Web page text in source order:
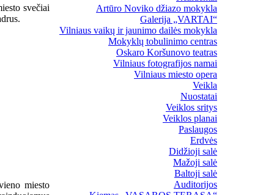
Artūro Noviko džiazo mokykla
Galerija „VARTAI“
Vilniaus vaikų ir jaunimo dailės mokykla
Mokyklų tobulinimo centras
Oskaro Koršunovo teatras
Vilniaus fotografijos namai
Vilniaus miesto opera
Veikla
Nuostatai
Veiklos sritys
Veiklos planai
Paslaugos
Erdvės
Didžioji salė
Mažoji salė
Baltoji salė
Auditorijos
svečiai
miesto